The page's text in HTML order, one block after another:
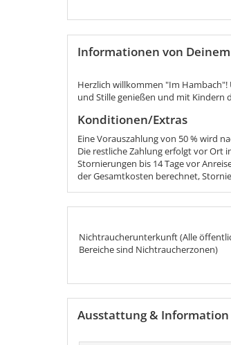
Informationen von
Herzlich willkommen "Im Hambach"!
und Stille genießen und mit Kindern
Konditionen/Extras
Eine Vorauszahlung von 50 % wird
Die restliche Zahlung erfolgt vor Ort
Stornierungen bis 14 Tage vor
der Gesamtkosten berechnet,
Nichtraucherunterkunft (Alle
Bereiche sind Nichtraucherzonen)
Ausstattung & Information